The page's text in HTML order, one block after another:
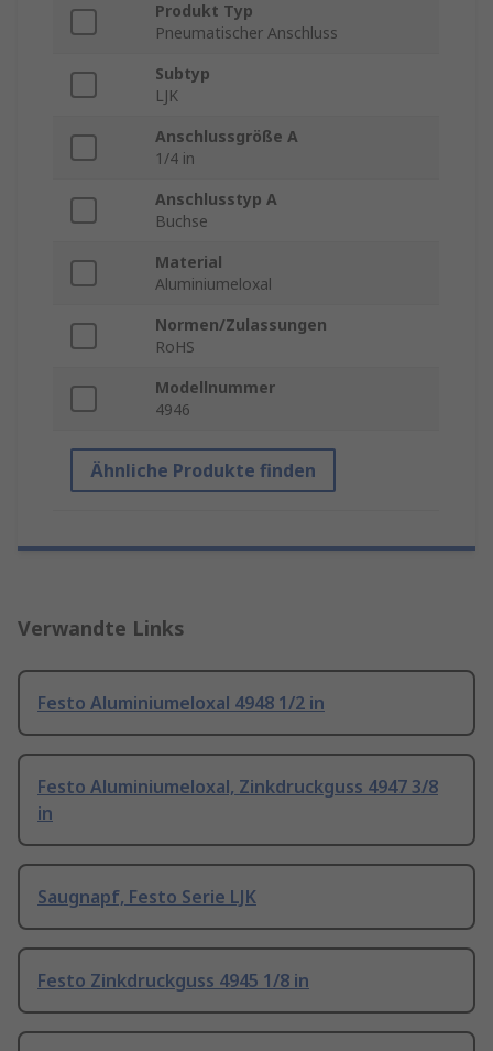
Produkt Typ
Pneumatischer Anschluss
Subtyp
LJK
Anschlussgröße A
1/4 in
Anschlusstyp A
Buchse
Material
Aluminiumeloxal
Normen/Zulassungen
RoHS
Modellnummer
4946
Ähnliche Produkte finden
Verwandte Links
Festo Aluminiumeloxal 4948 1/2 in
Festo Aluminiumeloxal, Zinkdruckguss 4947 3/8
in
Saugnapf, Festo Serie LJK
Festo Zinkdruckguss 4945 1/8 in